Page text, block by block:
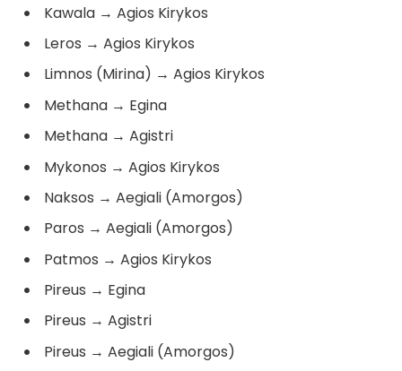
Kawala → Agios Kirykos
Leros → Agios Kirykos
Limnos (Mirina) → Agios Kirykos
Methana → Egina
Methana → Agistri
Mykonos → Agios Kirykos
Naksos → Aegiali (Amorgos)
Paros → Aegiali (Amorgos)
Patmos → Agios Kirykos
Pireus → Egina
Pireus → Agistri
Pireus → Aegiali (Amorgos)